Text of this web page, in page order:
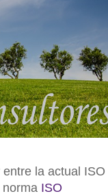
la actual ISO
ISO